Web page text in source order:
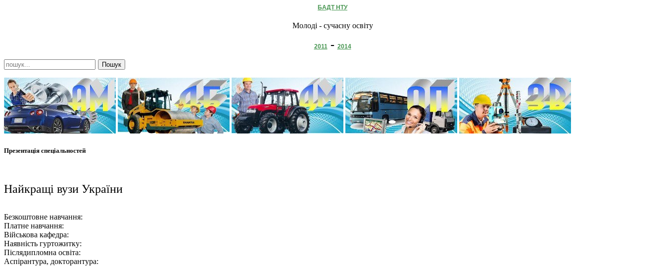
БАДТ НТУ
Молоді - сучасну освіту
2011- 2014
Презентація спеціальностей
Найкращі вузи України
Безкоштовне навчання:
Платне навчання:
Військова кафедра:
Наявність гуртожитку:
Післядипломна освіта:
Аспірантура, докторантура: